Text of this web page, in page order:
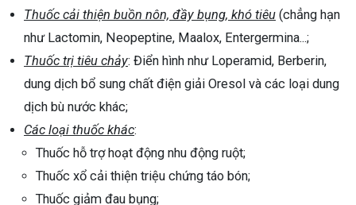
Thuốc cải thiện buồn nôn, đầy bụng, khó tiêu (chẳng hạn
như Lactomin, Neopeptine, Maalox, Entergermina...;
Thuốc trị tiêu chảy: Điển hình như Loperamid, Berberin,
dung dịch bổ sung chất điện giải Oresol và các loại dung
dịch bù nước khác;
Các loại thuốc khác:
Thuốc hỗ trợ hoạt động nhu động ruột;
Thuốc xổ cải thiện triệu chứng táo bón;
Thuốc giảm đau bụng;